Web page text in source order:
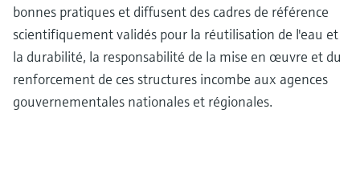
bonnes pratiques et diffusent des cadres de référence
scientifiquement validés pour la réutilisation de l'eau et
la durabilité, la responsabilité de la mise en œuvre et du
renforcement de ces structures incombe aux agences
gouvernementales nationales et régionales.